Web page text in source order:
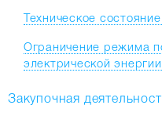
Техническое
Ограничение режима
электрической энергии
Закупочная